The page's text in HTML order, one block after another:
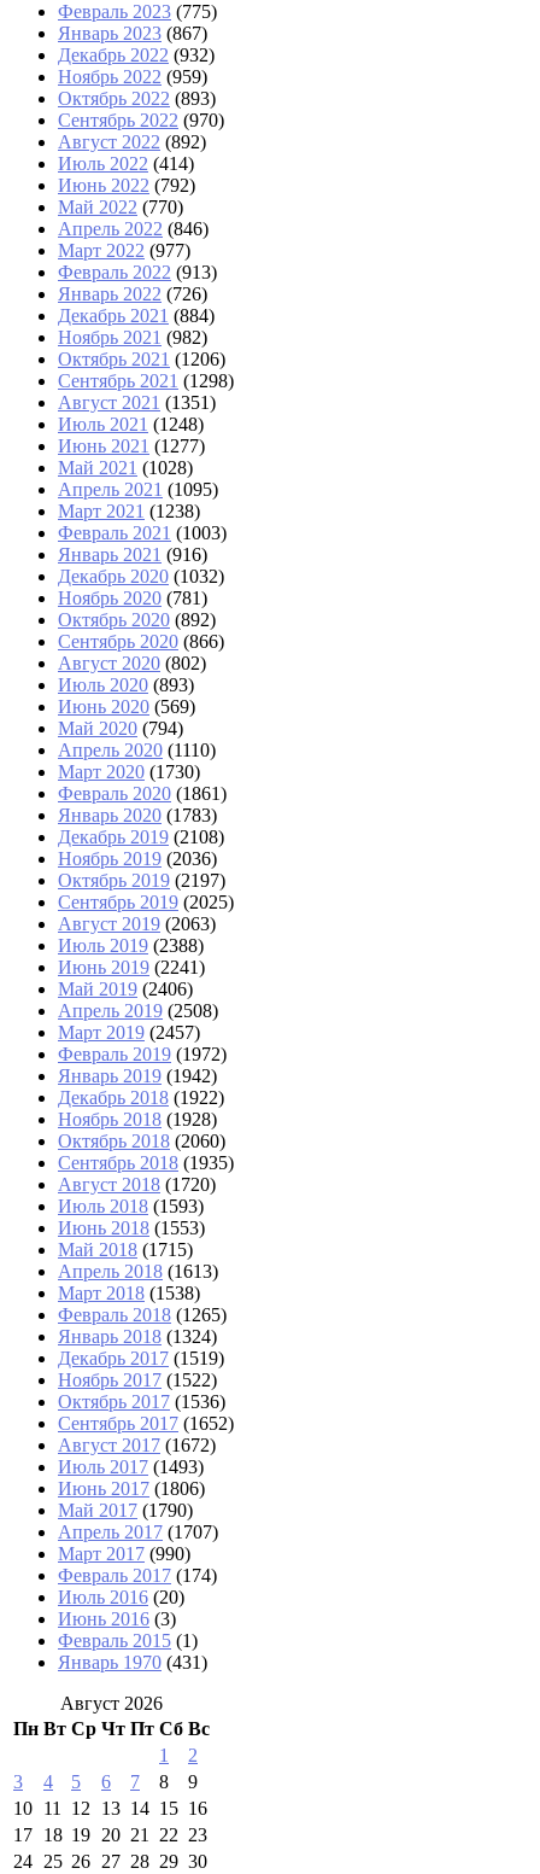
Февраль 2023 (775)
Январь 2023 (867)
Декабрь 2022 (932)
Ноябрь 2022 (959)
Октябрь 2022 (893)
Сентябрь 2022 (970)
Август 2022 (892)
Июль 2022 (414)
Июнь 2022 (792)
Май 2022 (770)
Апрель 2022 (846)
Март 2022 (977)
Февраль 2022 (913)
Январь 2022 (726)
Декабрь 2021 (884)
Ноябрь 2021 (982)
Октябрь 2021 (1206)
Сентябрь 2021 (1298)
Август 2021 (1351)
Июль 2021 (1248)
Июнь 2021 (1277)
Май 2021 (1028)
Апрель 2021 (1095)
Март 2021 (1238)
Февраль 2021 (1003)
Январь 2021 (916)
Декабрь 2020 (1032)
Ноябрь 2020 (781)
Октябрь 2020 (892)
Сентябрь 2020 (866)
Август 2020 (802)
Июль 2020 (893)
Июнь 2020 (569)
Май 2020 (794)
Апрель 2020 (1110)
Март 2020 (1730)
Февраль 2020 (1861)
Январь 2020 (1783)
Декабрь 2019 (2108)
Ноябрь 2019 (2036)
Октябрь 2019 (2197)
Сентябрь 2019 (2025)
Август 2019 (2063)
Июль 2019 (2388)
Июнь 2019 (2241)
Май 2019 (2406)
Апрель 2019 (2508)
Март 2019 (2457)
Февраль 2019 (1972)
Январь 2019 (1942)
Декабрь 2018 (1922)
Ноябрь 2018 (1928)
Октябрь 2018 (2060)
Сентябрь 2018 (1935)
Август 2018 (1720)
Июль 2018 (1593)
Июнь 2018 (1553)
Май 2018 (1715)
Апрель 2018 (1613)
Март 2018 (1538)
Февраль 2018 (1265)
Январь 2018 (1324)
Декабрь 2017 (1519)
Ноябрь 2017 (1522)
Октябрь 2017 (1536)
Сентябрь 2017 (1652)
Август 2017 (1672)
Июль 2017 (1493)
Июнь 2017 (1806)
Май 2017 (1790)
Апрель 2017 (1707)
Март 2017 (990)
Февраль 2017 (174)
Июль 2016 (20)
Июнь 2016 (3)
Февраль 2015 (1)
Январь 1970 (431)
Август 2026
Пн Вт Ср Чт Пт Сб Вс
1
2
3
4 5 6 7 8
9
10 11 12 13 14 15 16
17 18 19 20 21 22 23
24 25 26 27 28 29 30